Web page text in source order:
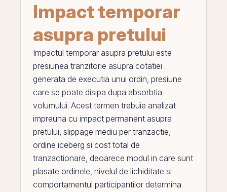
Impact temporar
asupra pretului
Impactul temporar asupra pretului este
presiunea tranzitorie asupra cotatiei
generata de executia unui ordin, presiune
care se poate disipa dupa absorbtia
volumului. Acest termen trebuie analizat
impreuna cu impact permanent asupra
pretului, slippage mediu per tranzactie,
ordine iceberg si cost total de
tranzactionare, deoarece modul in care sunt
plasate ordinele, nivelul de lichiditate si
comportamentul participantilor determina